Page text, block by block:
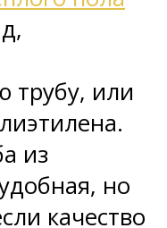
трубу, или
из
но
качество